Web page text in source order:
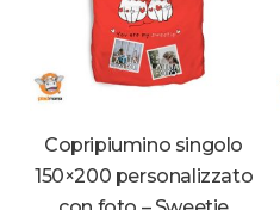
Copripiumino singolo
150×200 personalizzato